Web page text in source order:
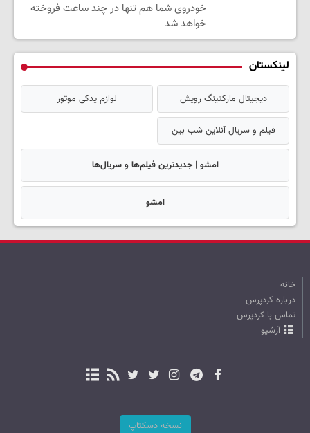
خودروی شما هم تنها در چند ساعت فروخته
خواهد شد
لینکستان
دیجیتال مارکتینگ رویش لوازم یدکی موتور
فیلم و سریال آنلاین شب بین
امشو | جدیدترین فیلم‌ها و سریال‌ها
امشو
خانه
درباره کردپرس
تماس با کردپرس
آرشیو
نسخه دسکتاپ